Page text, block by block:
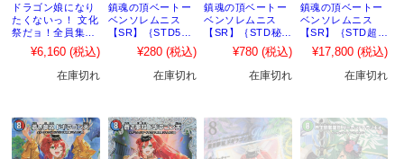
ドラゴン娘になり
たくないっ！ 文化
祭だョ！全員集
合!!ドラ娘100％パ
ック BOX【おひと
り様2つまで】
¥6,160 (税込)
在庫切れ
鎮魂の頂ベートー
ベンソレムニス
【SR】｛STD5｝
［26RP2］
¥280 (税込)
在庫切れ
鎮魂の頂ベートー
ベンソレムニス
【SR】｛STD秘
5｝［26RP2］
¥780 (税込)
在庫切れ
鎮魂の頂ベートー
ベンソレムニス
【SR】｛STD超秘
5｝［26RP2］
¥17,800 (税込)
在庫切れ